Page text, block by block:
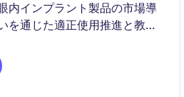
内インプラント製品の市場導
を通じた適正使用推進と教育
眼科領域でのプレゼンス向上